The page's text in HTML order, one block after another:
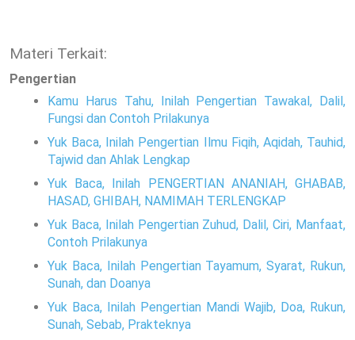
Materi Terkait:
Pengertian
Kamu Harus Tahu, Inilah Pengertian Tawakal, Dalil,
Fungsi dan Contoh Prilakunya
Yuk Baca, Inilah Pengertian Ilmu Fiqih, Aqidah, Tauhid,
Tajwid dan Ahlak Lengkap
Yuk Baca, Inilah PENGERTIAN ANANIAH, GHABAB,
HASAD, GHIBAH, NAMIMAH TERLENGKAP
Yuk Baca, Inilah Pengertian Zuhud, Dalil, Ciri, Manfaat,
Contoh Prilakunya
Yuk Baca, Inilah Pengertian Tayamum, Syarat, Rukun,
Sunah, dan Doanya
Yuk Baca, Inilah Pengertian Mandi Wajib, Doa, Rukun,
Sunah, Sebab, Prakteknya